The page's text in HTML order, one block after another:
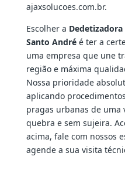
ajaxsolucoes.com.br.
Escolher a Dedetizadora
Santo Andréé ter a
uma empresa que une
região e máxima
Nossa prioridade
aplicando
pragas urbanas de uma
quebra e sem sujeira.
acima, fale com nossos
agende a sua visita